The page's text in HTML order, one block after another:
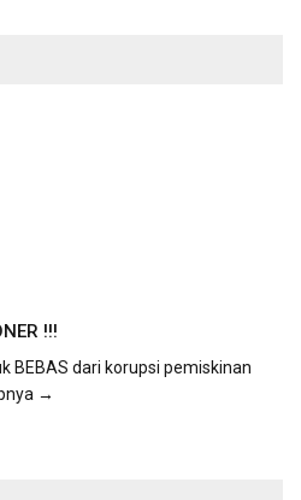
!!!
BEBAS dari korupsi pemiskinan
→